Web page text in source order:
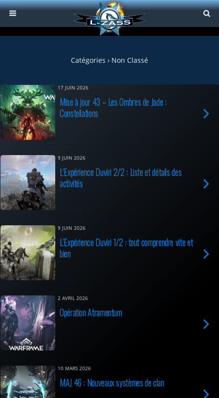
Catégories › Non Classé
17 JUIN 2026
Mise à jour 43 – Les Ombres de Jade :
Constellations
9 JUIN 2026
L’Expérience Duviri 2/2 : Liste et détails des
activités
9 JUIN 2026
L’Expérience Duviri 1/2 : tout comprendre vite et
bien
2 AVRIL 2026
Opération Atramentum
10 MARS 2026
MAJ 46 : Nouveaux systèmes de clan